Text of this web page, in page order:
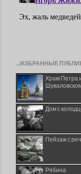
...ИЗБРАННЫЕ
Храм Петра
Дом с
Пейзаж с
Рябина